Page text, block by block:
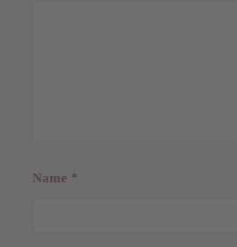
Name *